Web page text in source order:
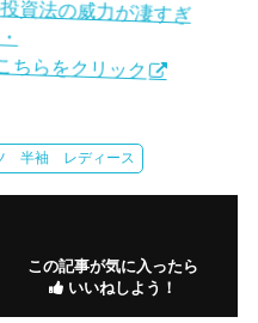
投資法の威力が凄すぎ
・
こちらをクリック
半袖 レディース
この記事が気に入ったら
いいねしよう！